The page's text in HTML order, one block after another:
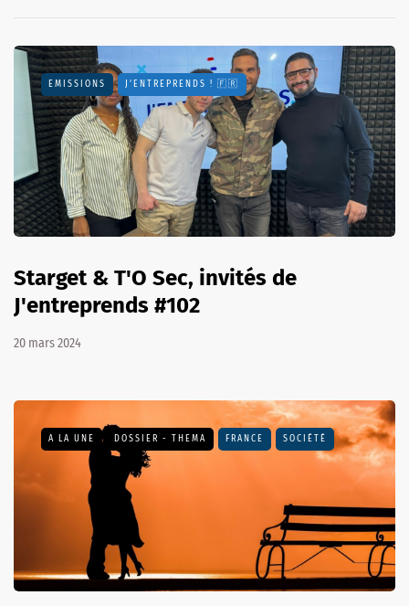
EMISSIONS J'ENTREPRENDS ! 🇫🇷
Starget & T'O Sec, invités de
J'entreprends #102
20 mars 2024
A LA UNE DOSSIER - THEMA FRANCE SOCIÉTÉ